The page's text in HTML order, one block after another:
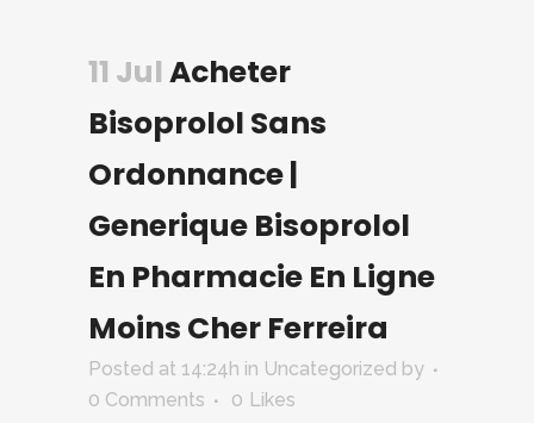
11 Jul Acheter
Bisoprolol Sans
Ordonnance |
Generique Bisoprolol
En Pharmacie En Ligne
Moins Cher Ferreira
Posted at 14:24h in Uncategorized by
0 Comments
0 Likes